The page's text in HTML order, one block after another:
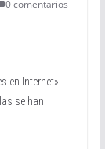
0 comentarios
en Internet»!
se han